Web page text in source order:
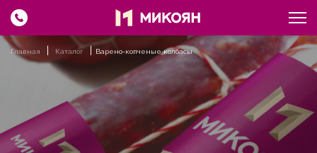
Главная Каталог Варено-копченые колбасы